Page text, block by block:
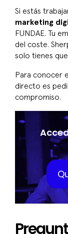
Si estás
marketing
FUNDAE. Tu
del coste.
solo tienes
Para conocer
directo es
compromiso.